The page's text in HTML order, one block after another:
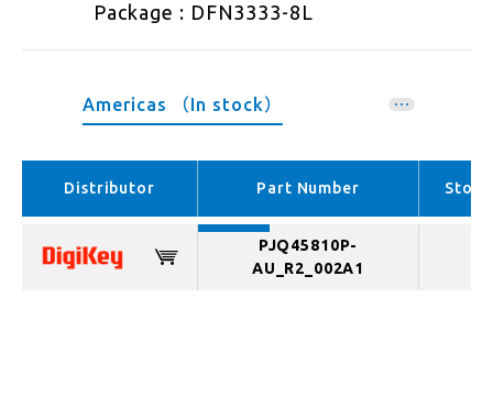
Package : DFN3333-8L
Americas （In stock）
APAC （In stock）
Distributor Part Number Stock
PJQ45810P-
AU_R2_002A1